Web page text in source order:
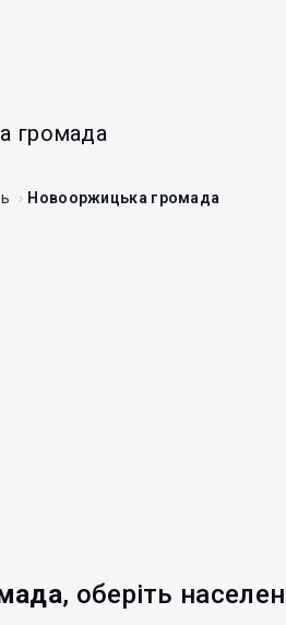
громада
Новооржицька громада
, оберіть